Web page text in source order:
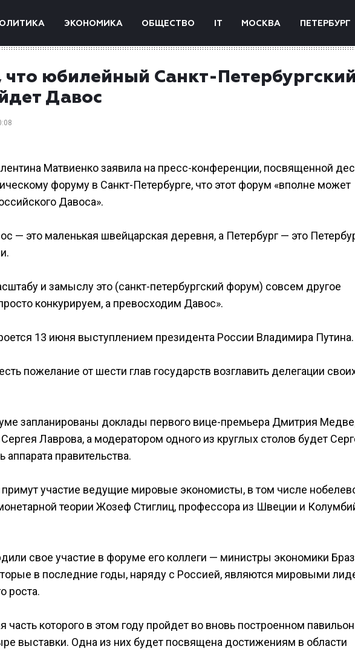
ЭКОНОМИКА ОБЩЕСТВО IT МОСКВА ПЕТЕРБУРГ
что юбилейный Санкт-Петербургский
Давос
Матвиенко заявила на пресс-конференции, посвященной
форуму в Санкт-Петербурге, что этот форум «вполне может
Давоса».
— это маленькая швейцарская деревня, а Петербург — это
и замыслу это (санкт-петербургский форум) совсем другое
конкурируем, а превосходим Давос».
13 июня выступлением президента России Владимира Путина.
пожелание от шести глав государств возглавить делегации
запланированы доклады первого вице-премьера Дмитрия
Лаврова, а модератором одного из круглых столов будет
правительства.
участие ведущие мировые экономисты, в том числе
теории Жозеф Стиглиц, профессора из Швеции и
свое участие в форуме его коллеги — министры экономики
в последние годы, наряду с Россией, являются мировыми
роста.
часть которого в этом году пройдет во вновь построенном
выставки. Одна из них будет посвящена достижениям в области